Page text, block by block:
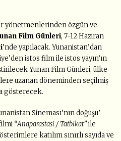
yönetmenlerindenözgün ve
Film Günleri, 7-12 Haziran
’nde yapılacak. Yunanistan’dan
’denistos film ileistos yayın’ın
Yunan Film Günleri, ülke
lere uzanan döneminden seçilmiş
gösterecek.
Sineması’nın doğuşu’
“Anaparastasi / Tatbikat”ile
katılım sınırlı sayıda ve